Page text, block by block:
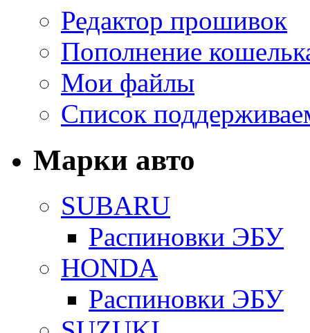
Редактор прошивок
Пополнение
Мои файлы
Список
Марки авто
SUBARU
Распиновки ЭБУ
HONDA
Распиновки ЭБУ